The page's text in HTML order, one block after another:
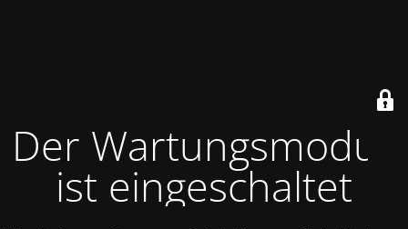
Der Wartungsmodus
ist eingeschaltet